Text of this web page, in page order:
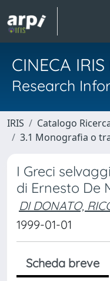
CINECA IRIS
Research
IRIS Catalogo
3.1 Monografia o
I Greci
di Ernesto De
DI DONATO,
1999-01-01
Scheda breve